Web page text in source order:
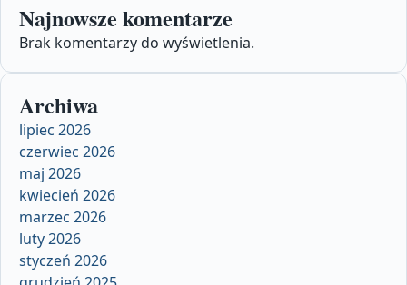
Najnowsze komentarze
Brak komentarzy do wyświetlenia.
Archiwa
lipiec 2026
czerwiec 2026
maj 2026
kwiecień 2026
marzec 2026
luty 2026
styczeń 2026